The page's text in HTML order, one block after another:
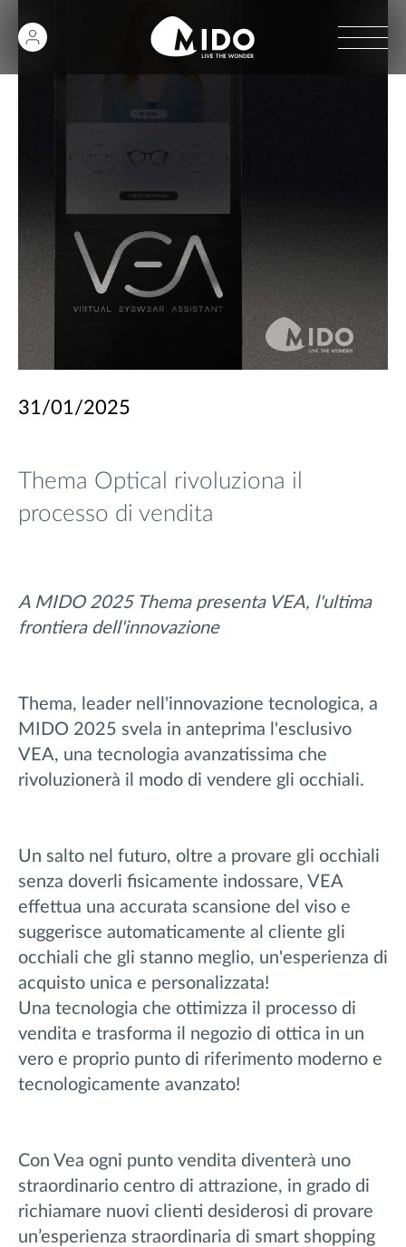
31/01/2025
Thema Optical rivoluziona il
processo di vendita
A MIDO 2025 Thema presenta VEA, l'ultima
frontiera dell'innovazione
Thema, leader nell'innovazione tecnologica, a
MIDO 2025 svela in anteprima l'esclusivo
VEA, una tecnologia avanzatissima che
rivoluzionerà il modo di vendere gli occhiali.
Un salto nel futuro, oltre a provare gli occhiali
senza doverli fisicamente indossare, VEA
effettua una accurata scansione del viso e
suggerisce automaticamente al cliente gli
occhiali che gli stanno meglio, un'esperienza di
acquisto unica e personalizzata!
Una tecnologia che ottimizza il processo di
vendita e trasforma il negozio di ottica in un
vero e proprio punto di riferimento moderno e
tecnologicamente avanzato!
Con Vea ogni punto vendita diventerà uno
straordinario centro di attrazione, in grado di
richiamare nuovi clienti desiderosi di provare
un’esperienza straordinaria di smart shopping